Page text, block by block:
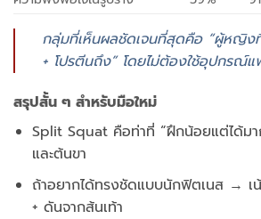
กลุ่มที่เห็นผลชัดเจนที่สุดคือ “ผู้หญิง
+ โปรตีนถึง” โดยไม่ต้องใช้อุปกรณ์แ
สรุปสั้น ๆ สำหรับมือใหม่
Split Squat คือท่าที่ “ฝึกน้อยแต่ได้มา
และต้นขา
ถ้าอยากได้ทรงชัดแบบนักฟิตเนส → เ
+ ดันจากส้นเท้า